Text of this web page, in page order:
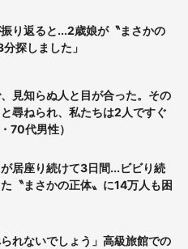
り返ると...2歳娘が〝まさかの
探しました」
、見知らぬ人と目が合った。その
尋ねられ、私たちは2人ですぐ
70代男性）
居座り続けて3日間...ビビり続
〝まさかの正体〟に14万人も困
られないでしょう」高級旅館での